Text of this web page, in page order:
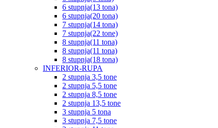
6 stupnja(13 tona)
6 stupnja(20 tona)
7 stupnja(14 tona)
7 stupnja(22 tone)
8 stupnja(11 tona)
8 stupnja(11 tona)
8 stupnja(18 tona)
INFERIOR-RUPA
2 stupnja 3,5 tone
2 stupnja 5,5 tone
2 stupnja 8,5 tone
2 stupnja 13,5 tone
3 stupnja 5 tona
3 stupnja 7,5 tone